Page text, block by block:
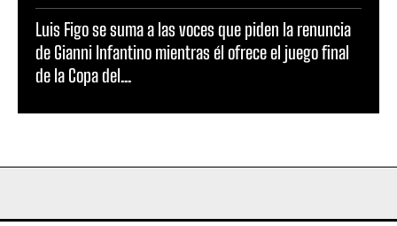
Luis Figo se suma a las voces que piden la renuncia
de Gianni Infantino mientras él ofrece el juego final
de la Copa del...